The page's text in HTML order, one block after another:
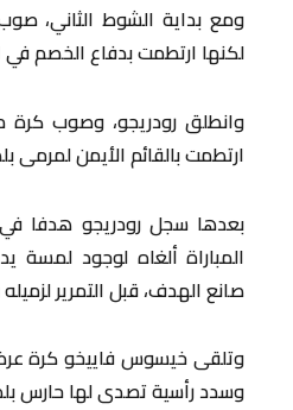
ومع بداية الشوط الثاني،
لكنها ارتطمت بدفاع الخصم في
وانطلق رودريجو، وصوب كرة
ارتطمت بالقائم الأيمن لمرمى
المباراة ألغاه لوجود لمسة
صانع الهدف، قبل التمرير
وتلقى خيسوس فاييخو كرة
وسدد رأسية تصدى لها حارس بلد